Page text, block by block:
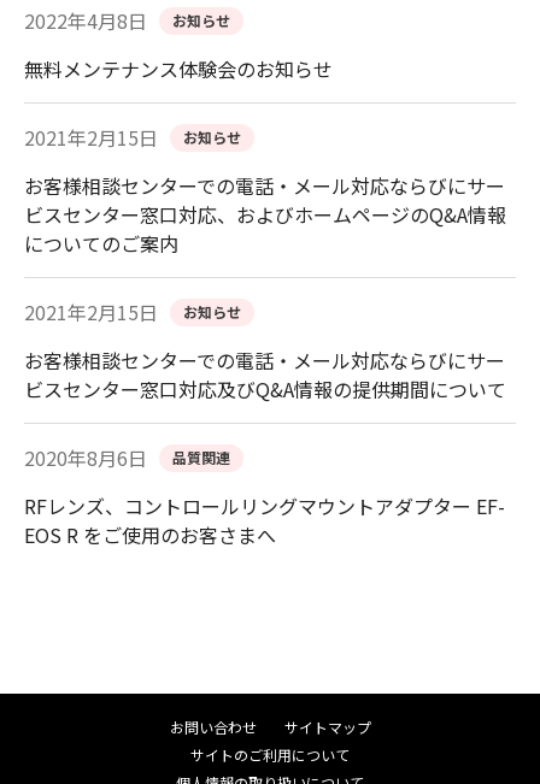
2022年4月8日 お知らせ
無料メンテナンス体験会のお知らせ
2021年2月15日 お知らせ
お客様相談センターでの電話・メール対応ならびにサー
ビスセンター窓口対応、およびホームページのQ&A情報
についてのご案内
2021年2月15日 お知らせ
お客様相談センターでの電話・メール対応ならびにサー
ビスセンター窓口対応及びQ&A情報の提供期間について
2020年8月6日 品質関連
RFレンズ、コントロールリングマウントアダプター EF-
EOS R をご使用のお客さまへ
お問い合わせ
サイトマップ
サイトのご利用について